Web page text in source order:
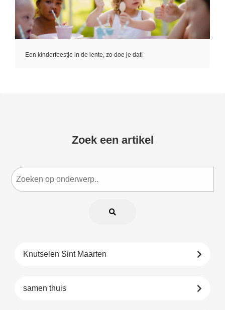
Een kinderfeestje in de lente, zo doe je dat!
Zoek een artikel
Knutselen Sint Maarten
samen thuis